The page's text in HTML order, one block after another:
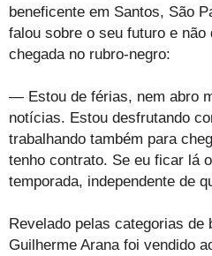
beneficente em Santos, São
falou sobre o seu futuro e
chegada no rubro-negro:
— Estou de férias, nem abro
notícias. Estou desfrutando
trabalhando também para
tenho contrato. Se eu ficar lá
temporada, independente de
Revelado pelas categorias de
Guilherme Arana foi vendido